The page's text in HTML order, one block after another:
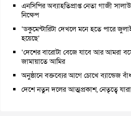
এনসিপির অব্যাহতিপ্রাপ্ত নেতা গাজী
নিক্ষেপ
‘ডকুমেন্টারিটা দেখলে মনে হতে পারে
হয়েছে’
‘দেশের বারোটা বেজে যাবে আর আমরা
জামায়াতে আমির
অনুষ্ঠানে বক্তব্যের আগে চোখে ব্যান্ডেজ
দেশে নতুন দলের আত্মপ্রকাশ, নেতৃত্বে যারা